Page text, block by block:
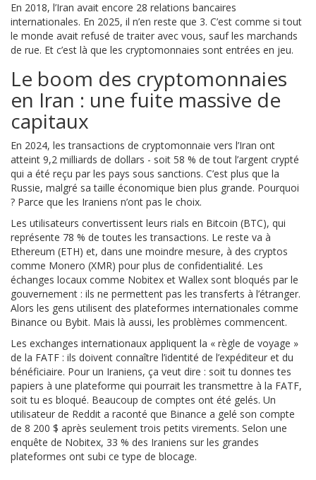
En 2018, l’Iran avait encore 28 relations bancaires
internationales. En 2025, il n’en reste que 3. C’est comme si tout
le monde avait refusé de traiter avec vous, sauf les marchands
de rue. Et c’est là que les cryptomonnaies sont entrées en jeu.
Le boom des cryptomonnaies
en Iran : une fuite massive de
capitaux
En 2024, les transactions de cryptomonnaie vers l’Iran ont
atteint 9,2 milliards de dollars - soit 58 % de tout l’argent crypté
qui a été reçu par les pays sous sanctions. C’est plus que la
Russie, malgré sa taille économique bien plus grande. Pourquoi
? Parce que les Iraniens n’ont pas le choix.
Les utilisateurs convertissent leurs rials en Bitcoin (BTC), qui
représente 78 % de toutes les transactions. Le reste va à
Ethereum (ETH) et, dans une moindre mesure, à des cryptos
comme Monero (XMR) pour plus de confidentialité. Les
échanges locaux comme Nobitex et Wallex sont bloqués par le
gouvernement : ils ne permettent pas les transferts à l’étranger.
Alors les gens utilisent des plateformes internationales comme
Binance ou Bybit. Mais là aussi, les problèmes commencent.
Les exchanges internationaux appliquent la « règle de voyage »
de la FATF : ils doivent connaître l’identité de l’expéditeur et du
bénéficiaire. Pour un Iraniens, ça veut dire : soit tu donnes tes
papiers à une plateforme qui pourrait les transmettre à la FATF,
soit tu es bloqué. Beaucoup de comptes ont été gelés. Un
utilisateur de Reddit a raconté que Binance a gelé son compte
de 8 200 $ après seulement trois petits virements. Selon une
enquête de Nobitex, 33 % des Iraniens sur les grandes
plateformes ont subi ce type de blocage.